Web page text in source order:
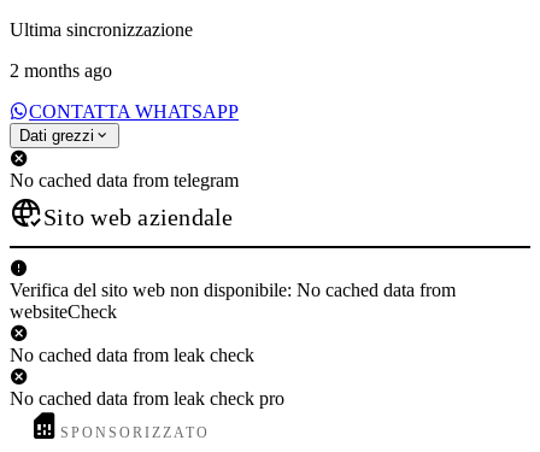
Ultima sincronizzazione
2 months ago
CONTATTA WHATSAPP
Dati grezzi
No cached data from telegram
Sito web aziendale
Verifica del sito web non disponibile: No cached data from
websiteCheck
No cached data from leak check
No cached data from leak check pro
SPONSORIZZATO